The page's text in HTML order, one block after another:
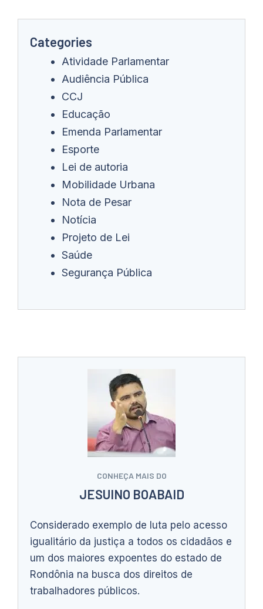
Categories
Atividade Parlamentar
Audiência Pública
CCJ
Educação
Emenda Parlamentar
Esporte
Lei de autoria
Mobilidade Urbana
Nota de Pesar
Notícia
Projeto de Lei
Saúde
Segurança Pública
CONHEÇA MAIS DO
JESUINO BOABAID
Considerado exemplo de luta pelo acesso
igualitário da justiça a todos os cidadãos e
um dos maiores expoentes do estado de
Rondônia na busca dos direitos de
trabalhadores públicos.